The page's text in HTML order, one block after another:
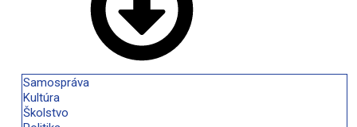
Samospráva
Kultúra
Školstvo